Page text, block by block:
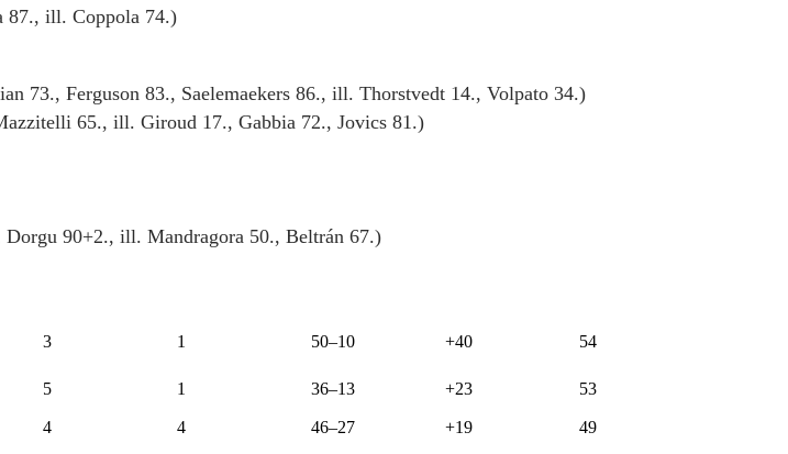
87., ill. Coppola 74.)
73., Ferguson 83., Saelemaekers 86., ill. Thorstvedt 14., Volpato 34.)
65., ill. Giroud 17., Gabbia 72., Jovics 81.)
90+2., ill. Mandragora 50., Beltrán 67.)
3 1 50–10 +40 54
5 1 36–13 +23 53
4 4 46–27 +19 49